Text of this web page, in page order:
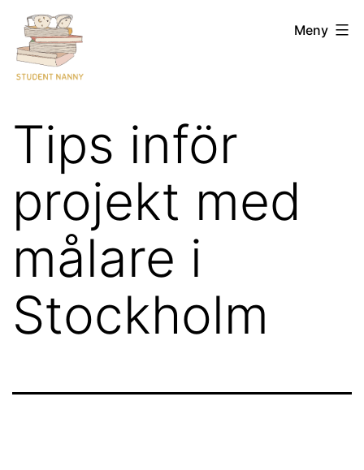
Hoppa
innehåll
Studentnanny.se Meny
Tips inför
projekt med
målare i
Stockholm